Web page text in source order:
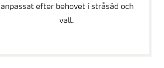
anpassat efter behovet i stråsäd och
vall.